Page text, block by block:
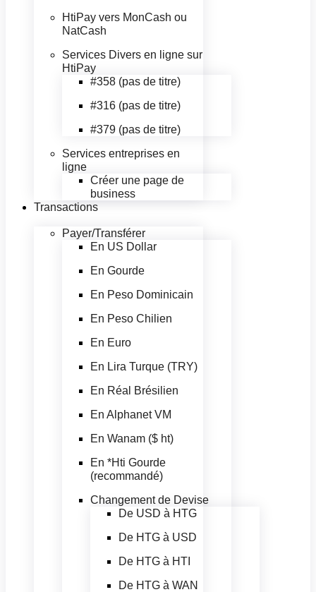
HtiPay vers MonCash ou
NatCash
Services Divers en ligne sur
HtiPay
#358 (pas de titre)
#316 (pas de titre)
#379 (pas de titre)
Services entreprises en
ligne
Créer une page de
business
Transactions
Payer/Transférer
En US Dollar
En Gourde
En Peso Dominicain
En Peso Chilien
En Euro
En Lira Turque (TRY)
En Réal Brésilien
En Alphanet VM
En Wanam ($ ht)
En *Hti Gourde
(recommandé)
Changement de Devise
De USD à HTG
De HTG à USD
De HTG à HTI
De HTG à WAN